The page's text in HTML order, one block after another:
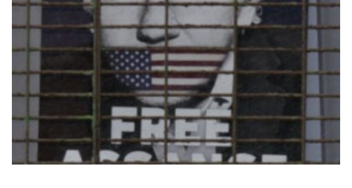
Nobel
Per
Pace